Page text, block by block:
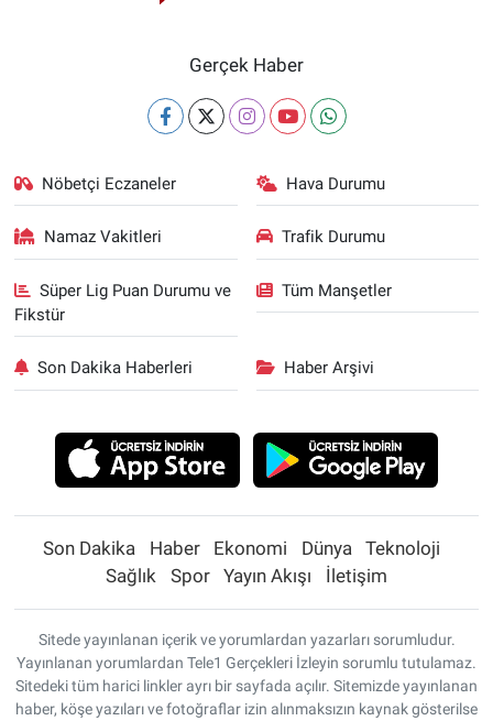
Gerçek Haber
Nöbetçi Eczaneler Hava Durumu
Namaz Vakitleri Trafik Durumu
Süper Lig Puan Durumu ve
Fikstür
Tüm Manşetler
Son Dakika Haberleri Haber Arşivi
Son Dakika Haber Ekonomi Dünya
Teknoloji
Sağlık
Spor Yayın Akışı İletişim
Sitede yayınlanan içerik ve yorumlardan yazarları sorumludur.
Yayınlanan yorumlardan Tele1 Gerçekleri İzleyin sorumlu tutulamaz.
Sitedeki tüm harici linkler ayrı bir sayfada açılır. Sitemizde yayınlanan
haber, köşe yazıları ve fotoğraflar izin alınmaksızın kaynak gösterilse